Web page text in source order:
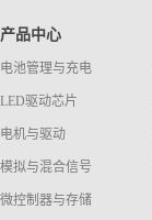
产品中心
电池管理与充电
LED驱动芯片
电机与驱动
模拟与混合信号
微控制器与存储